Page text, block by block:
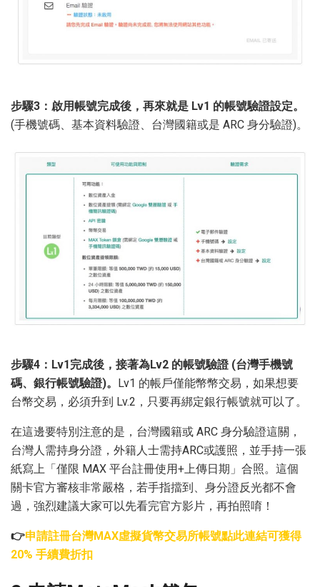
步驟3：啟用帳號完成後，再來就是 Lv1 的帳號驗證設定。
(手機號碼、基本資料驗證、台灣國籍或是 ARC 身分驗證)。
步驟4：Lv1完成後，接著為Lv2 的帳號驗證 (台灣手機號
碼、銀行帳號驗證)。 Lv1 的帳戶僅能幣幣交易，如果想要
台幣交易，必須升到 Lv.2，只要再綁定銀行帳號就可以了。
在這邊要特別注意的是，台灣國籍或 ARC 身分驗證這關，
台灣人需持身分證，外籍人士需持ARC或護照，並手持一張
紙寫上「僅限 MAX 平台註冊使用+上傳日期」合照。這個
關卡官方審核非常嚴格，若手指擋到、身分證反光都不會
過，強烈建議大家可以先看完官方影片，再拍照唷！
👉申請註冊台灣MAX虛擬貨幣交易所帳號點此連結可獲得
20% 手續費折扣